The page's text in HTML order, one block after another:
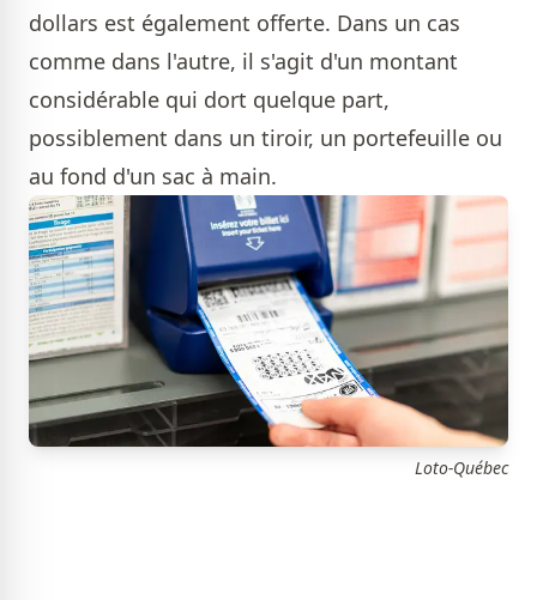
dollars est également offerte. Dans un cas
comme dans l'autre, il s'agit d'un montant
considérable qui dort quelque part,
possiblement dans un tiroir, un portefeuille ou
au fond d'un sac à main.
Loto-Québec